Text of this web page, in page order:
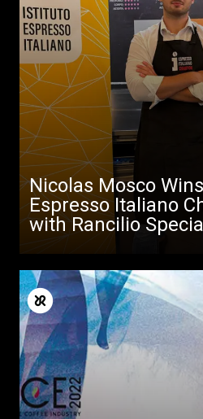
Nicolas Mosco
Espresso Italiano
with Rancilio